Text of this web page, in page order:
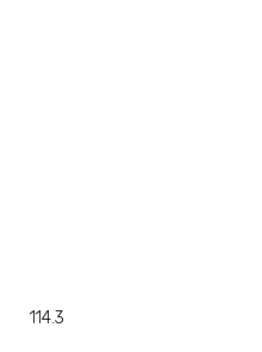
114.3